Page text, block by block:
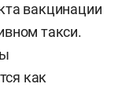
вакцинации
такси.
как